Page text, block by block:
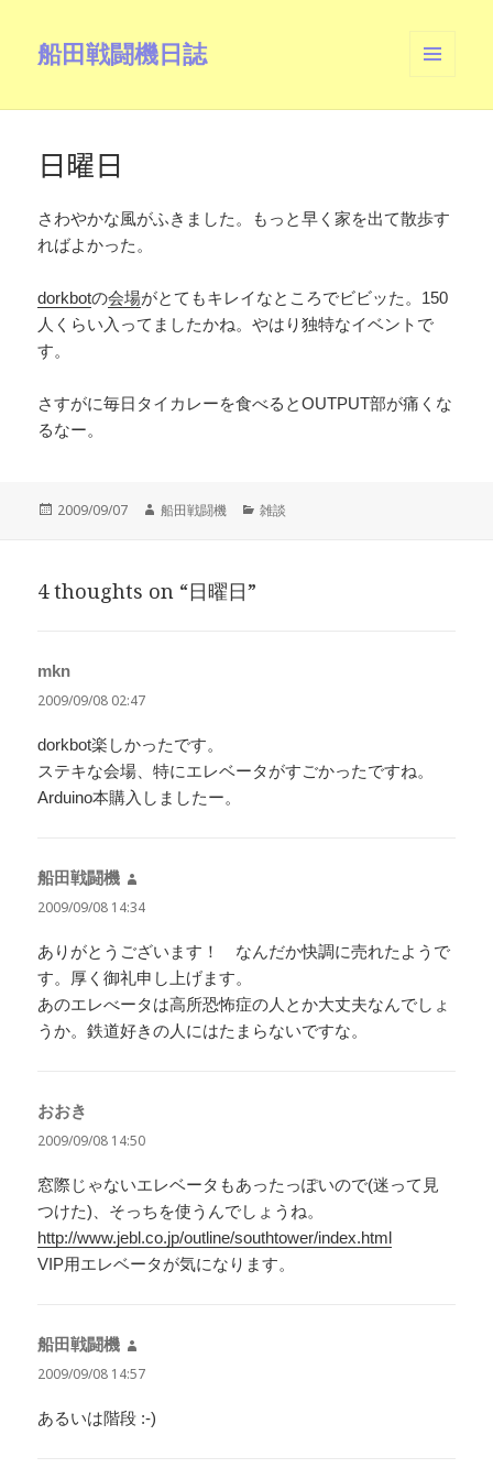
船田戦闘機日誌
ーとウ
日曜日
さわやかな風がふきました。もっと早く家を出て散歩す
ればよかった。
dorkbotの会場がとてもキレイなところでビビッた。150
人くらい入ってましたかね。やはり独特なイベントで
す。
さすがに毎日タイカレーを食べるとOUTPUT部が痛くな
るなー。
投
2009/09/07
作
船田戦闘機
カ
雑談
4 thoughts on “日曜日”
mkn
り:
2009/09/08 02:47
dorkbot楽しかったです。
ステキな会場、特にエレベータがすごかったですね。
Arduino本購入しましたー。
船田戦闘機
り:
2009/09/08 14:34
ありがとうございます！ なんだか快調に売れたようで
す。厚く御礼申し上げます。
あのエレべータは高所恐怖症の人とか大丈夫なんでしょ
うか。鉄道好きの人にはたまらないですな。
おおき
り:
2009/09/08 14:50
窓際じゃないエレベータもあったっぽいので(迷って見
つけた)、そっちを使うんでしょうね。
http://www.jebl.co.jp/outline/southtower/index.html
VIP用エレベータが気になります。
船田戦闘機
り:
2009/09/08 14:57
あるいは階段 :-)